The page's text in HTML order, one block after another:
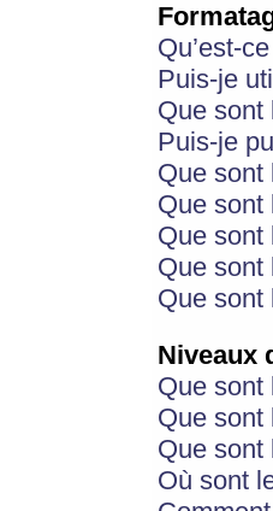
Qu’est-
Puis-je
Que sont
Puis-je
Que sont
Que sont
Que sont
Que sont
Que sont
Niveaux
Que sont
Que sont
Que sont
Où sont